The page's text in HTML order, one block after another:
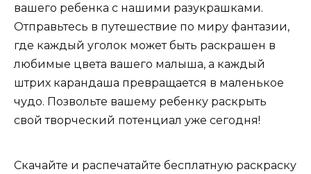
вашего ребенка с нашими разукрашками.
Отправьтесь в путешествие по миру фантазии,
где каждый уголок может быть раскрашен в
любимые цвета вашего малыша, а каждый
штрих карандаша превращается в маленькое
чудо. Позвольте вашему ребенку раскрыть
свой творческий потенциал уже сегодня!
Скачайте и распечатайте бесплатную раскраску